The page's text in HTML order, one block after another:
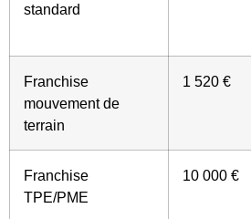
standard
Franchise
mouvement de
terrain
1 520 €
Franchise
TPE/PME
10 000 €